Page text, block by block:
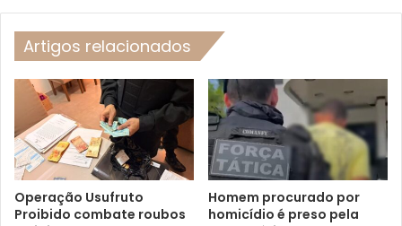
Artigos relacionados
Operação Usufruto
Proibido combate roubos
Homem procurado por
homicídio é preso pela